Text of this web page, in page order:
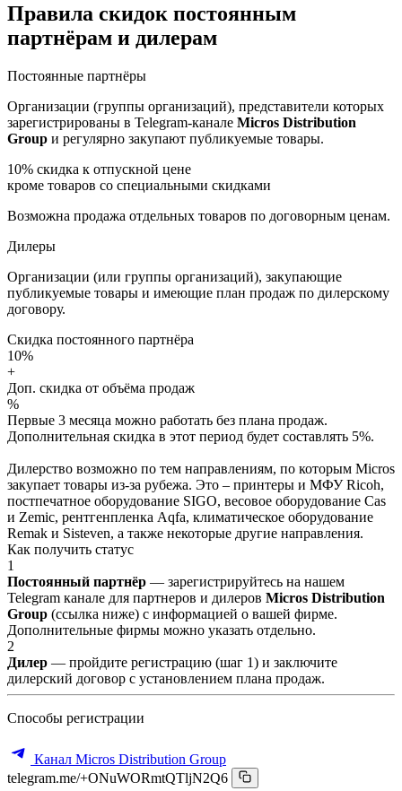
Правила скидок постоянным
партнёрам и дилерам
Постоянные партнёры
Организации (группы организаций), представители которых
зарегистрированы в Telegram-канале Micros Distribution
Group и регулярно закупают публикуемые товары.
10% скидка к отпускной цене
кроме товаров со специальными скидками
Возможна продажа отдельных товаров по договорным ценам.
Дилеры
Организации (или группы организаций), закупающие
публикуемые товары и имеющие план продаж по дилерскому
договору.
Скидка постоянного партнёра
10%
+
Доп. скидка от объёма продаж
%
Первые 3 месяца можно работать без плана продаж.
Дополнительная скидка в этот период будет составлять 5%.
Дилерство возможно по тем направлениям, по которым Micros
закупает товары из-за рубежа. Это – принтеры и МФУ Ricoh,
постпечатное оборудование SIGO, весовое оборудование Cas
и Zemic, рентгенпленка Aqfa, климатическое оборудование
Remak и Sisteven, а также некоторые другие направления.
Как получить статус
1
Постоянный партнёр — зарегистрируйтесь на нашем
Telegram канале для партнеров и дилеров Micros Distribution
Group (ссылка ниже) с информацией о вашей фирме.
Дополнительные фирмы можно указать отдельно.
2
Дилер — пройдите регистрацию (шаг 1) и заключите
дилерский договор с установлением плана продаж.
Способы регистрации
Канал Micros Distribution Group
telegram.me/+ONuWORmtQTljN2Q6